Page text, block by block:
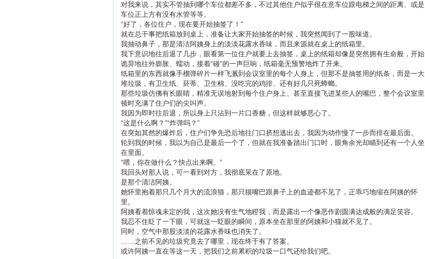
对我来说，其实不管抽到哪个车位都差不多，不过其他住户似乎很在意车位跟电梯之间的距离、或是
车位正上方有没有水管等等。
“好了，各位住户，现在要开始抽签了！”
就在总干事把纸箱放到桌上，准备让大家开始抽签的时候，我突然闻到了一股味道。
我抽动鼻子，那是清洁阿姨身上的淡淡花露水香味，而且来源就在桌上的纸箱里。
我下意识地往后退了几步，眼看第一位住户就要上去抽签，桌上的纸箱却像是突然拥有生命般，开始
诡异地往外膨胀、蠕动，接着“碰”的一声巨响，纸箱毫无预警地炸了开来。
纸箱里的东西就像手榴弹碎片一样飞溅到会议室里的每个人身上，但那不是抽签用的纸条，而是一大
堆垃圾，有卫生纸、菸蒂、卫生棉、没吃完的鸡排、还有好几只死蟑螂。
那些垃圾仿佛有长眼睛，精准无误地射到每个住户身上、甚至直接飞进某些人的嘴巴，整个会议室里
顿时充满了住户们的尖叫声。
我因为即时往后退，所以身上只沾到一片口香糖，但这样就够恶心了。
“这是什么啊？”“炸弹吗？”
在突如其然的爆炸后，住户们争先恐后地往门口挤想逃出去，我因为动作慢了一步而排在最后面。
轮到我的时候，我以为自己是最后一个了，但就在我准备踏出门口时，眼角余光却瞄到还有一个人坐
在里面。
“喂，你在做什么？快点出来啊。”
我回头对那人说，可一看到对方，我彻底呆在了原地。
是那个清洁阿姨。
她怀里抱着那只几个月大的流浪猫，那只猫嘴巴跟鼻子上的血迹都不见了，正乖巧地缩在阿姨的怀
里。
阿姨看着惊魂未定的我，这次她没有生气地瞪我，而是露出一个像恶作剧圆满达成般的满足笑容。
我忍不住眨了一下眼，可就这一眨眼的瞬间，原本坐在那里的阿姨和小猫就不见了。
同时，空气中那股淡淡的花露水香味也消失了。
……之前不见的垃圾究竟去了哪里，现在终于有了答案。
或许阿姨一直在等这一天，把我们之前累积的垃圾一口气还给我们吧。